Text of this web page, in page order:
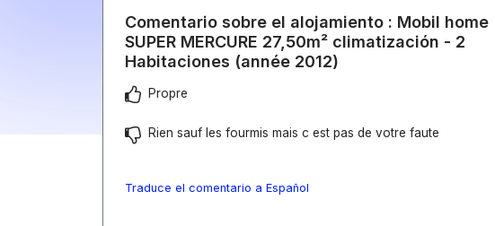
Comentario sobre el alojamiento : Mobil home
SUPER MERCURE 27,50m² climatización - 2
Habitaciones (année 2012)
Propre
Rien sauf les fourmis mais c est pas de votre faute
Traduce el comentario a Español